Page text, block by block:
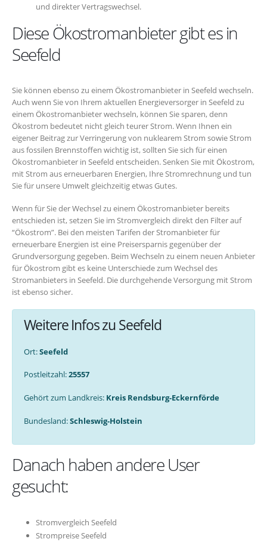
und direkter Vertragswechsel.
Diese Ökostromanbieter gibt es in
Seefeld
Sie können ebenso zu einem Ökostromanbieter in Seefeld wechseln.
Auch wenn Sie von Ihrem aktuellen Energieversorger in Seefeld zu
einem Ökostromanbieter wechseln, können Sie sparen, denn
Ökostrom bedeutet nicht gleich teurer Strom. Wenn Ihnen ein
eigener Beitrag zur Verringerung von nuklearem Strom sowie Strom
aus fossilen Brennstoffen wichtig ist, sollten Sie sich für einen
Ökostromanbieter in Seefeld entscheiden. Senken Sie mit Ökostrom,
mit Strom aus erneuerbaren Energien, Ihre Stromrechnung und tun
Sie für unsere Umwelt gleichzeitig etwas Gutes.
Wenn für Sie der Wechsel zu einem Ökostromanbieter bereits
entschieden ist, setzen Sie im Stromvergleich direkt den Filter auf
“Ökostrom”. Bei den meisten Tarifen der Stromanbieter für
erneuerbare Energien ist eine Preisersparnis gegenüber der
Grundversorgung gegeben. Beim Wechseln zu einem neuen Anbieter
für Ökostrom gibt es keine Unterschiede zum Wechsel des
Stromanbieters in Seefeld. Die durchgehende Versorgung mit Strom
ist ebenso sicher.
Weitere Infos zu Seefeld
Ort:Seefeld
Postleitzahl:25557
Gehört zum Landkreis: Kreis Rendsburg-Eckernförde
Bundesland:Schleswig-Holstein
Danach haben andere User
gesucht:
Stromvergleich Seefeld
Strompreise Seefeld